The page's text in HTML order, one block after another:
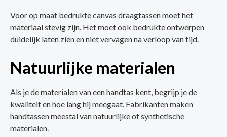
Voor op maat bedrukte canvas draagtassen moet het
materiaal stevig zijn. Het moet ook bedrukte ontwerpen
duidelijk laten zien en niet vervagen na verloop van tijd.
Natuurlijke materialen
Als je de materialen van een handtas kent, begrijp je de
kwaliteit en hoe lang hij meegaat. Fabrikanten maken
handtassen meestal van natuurlijke of synthetische
materialen.